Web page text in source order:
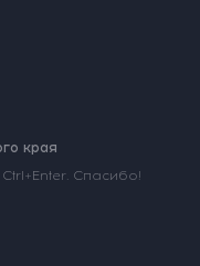
края
Спасибо!